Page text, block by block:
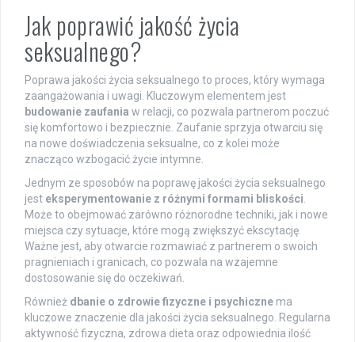
Jak poprawić jakość życia
seksualnego?
Poprawa jakości życia seksualnego to proces, który wymaga
zaangażowania i uwagi. Kluczowym elementem jest
budowanie zaufania w relacji, co pozwala partnerom poczuć
się komfortowo i bezpiecznie. Zaufanie sprzyja otwarciu się
na nowe doświadczenia seksualne, co z kolei może
znacząco wzbogacić życie intymne.
Jednym ze sposobów na poprawę jakości życia seksualnego
jest eksperymentowanie z różnymi formami bliskości.
Może to obejmować zarówno różnorodne techniki, jak i nowe
miejsca czy sytuacje, które mogą zwiększyć ekscytację.
Ważne jest, aby otwarcie rozmawiać z partnerem o swoich
pragnieniach i granicach, co pozwala na wzajemne
dostosowanie się do oczekiwań.
Również dbanie o zdrowie fizyczne i psychiczne ma
kluczowe znaczenie dla jakości życia seksualnego. Regularna
aktywność fizyczna, zdrowa dieta oraz odpowiednia ilość